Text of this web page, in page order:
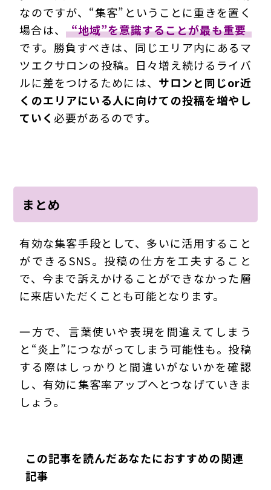
なのですが、“集客”ということに重きを置く
場合は、
“地域”を意識することが最も重要
です。勝負すべきは、同じエリア内にあるマ
ツエクサロンの投稿。日々増え続けるライバ
ルに差をつけるためには、 サロンと同じor近
くのエリアにいる人に向けての投稿を増やし
ていく必要があるのです。
まとめ
有効な集客手段として、多いに活用すること
ができるSNS。投稿の仕方を工夫すること
で、今まで訴えかけることができなかった層
に来店いただくことも可能となります。
一方で、言葉使いや表現を間違えてしまう
と“炎上”につながってしまう可能性も。投稿
する際はしっかりと間違いがないかを確認
し、有効に集客率アップへとつなげていきま
しょう。
この記事を読んだあなたにおすすめの関連
記事